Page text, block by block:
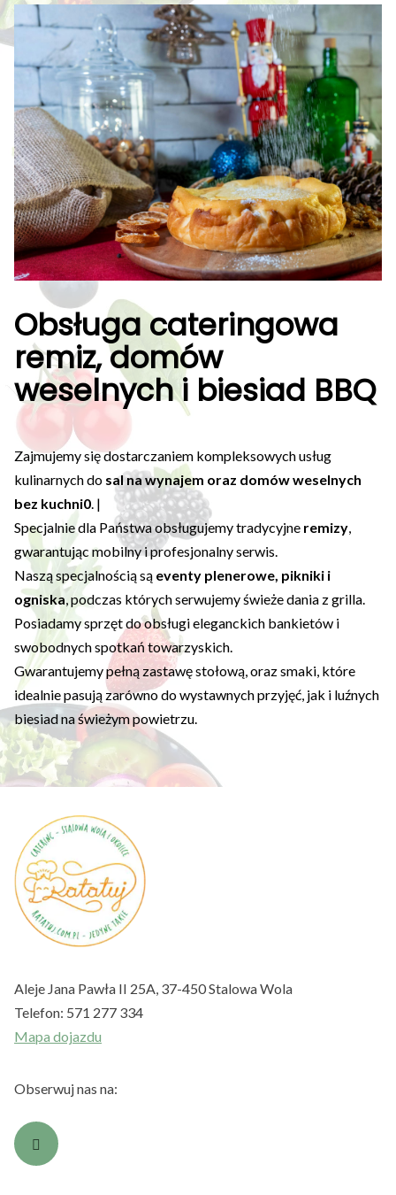
Obsługa cateringowa
remiz, domów
weselnych i biesiad BBQ
Zajmujemy się dostarczaniem kompleksowych usług
kulinarnych do sal na wynajem oraz domów weselnych
bez kuchni0. |
Specjalnie dla Państwa obsługujemy tradycyjne remizy,
gwarantując mobilny i profesjonalny serwis.
Naszą specjalnością są eventy plenerowe, pikniki i
ogniska, podczas których serwujemy świeże dania z grilla.
Posiadamy sprzęt do obsługi eleganckich bankietów i
swobodnych spotkań towarzyskich.
Gwarantujemy pełną zastawę stołową, oraz smaki, które
idealnie pasują zarówno do wystawnych przyjęć, jak i luźnych
biesiad na świeżym powietrzu.
Aleje Jana Pawła II 25A, 37-450 Stalowa Wola
Telefon: 571 277 334
Mapa dojazdu
Obserwuj nas na: